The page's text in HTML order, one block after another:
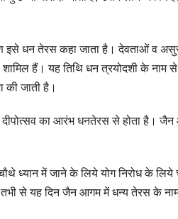
इसे धन तेरस कहा जाता है। देवताओं व
शामिल हैं। यह तिथि धन त्रयोदशी के नाम
की जाती है।
दीपोत्सव का आरंभ धनतेरस से होता है।
ध्यान में जाने के लिये योग निरोध के
तभी से यह दिन जैन आगम में धन्य तेरस के